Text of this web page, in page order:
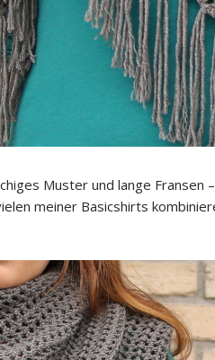
Muster und lange
meiner Basicshirts